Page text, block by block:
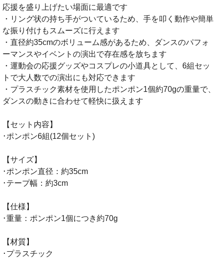
応援を盛り上げたい場面に最適です
・リング状の持ち手がついているため、手を叩く動作や簡単
な振り付けもスムーズに行えます
・直径約35cmのボリューム感があるため、ダンスのパフォ
ーマンスやイベントの演出で存在感を放ちます
・運動会の応援グッズやコスプレの小道具として、6組セッ
トで大人数での演出にも対応できます
・プラスチック素材を使用したポンポン1個約70gの重量で、
ダンスの動きに合わせて軽快に扱えます
【セット内容】
･ポンポン6組(12個セット)
【サイズ】
･ポンポン直径：約35cm
･テープ幅：約3cm
【仕様】
･重量：ポンポン1個につき約70g
【材質】
･プラスチック